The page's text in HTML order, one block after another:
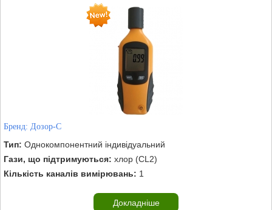
Бренд: Дозор-С
Тип: Однокомпонентний індивідуальний
Гази, що підтримуються: хлор (CL2)
Кількість каналів вимірювань: 1
Докладніше